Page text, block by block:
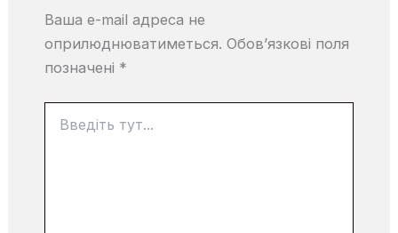
Ваша e-mail адреса не
оприлюднюватиметься. Обов’язкові поля
позначені *
тут...